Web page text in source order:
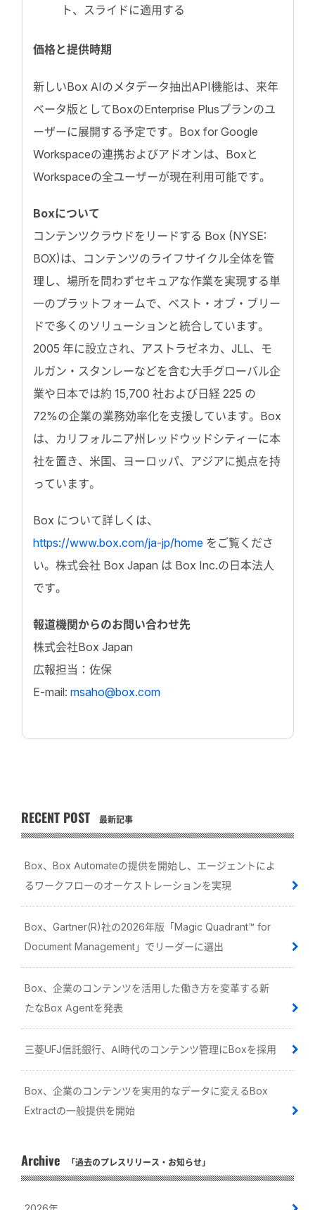
ト、スライドに適用する
価格と提供時期
新しいBox AIのメタデータ抽出API機能は、来年
ベータ版としてBoxのEnterprise Plusプランのユ
ーザーに展開する予定です。Box for Google
Workspaceの連携およびアドオンは、Boxと
Workspaceの全ユーザーが現在利用可能です。
Boxについて
コンテンツクラウドをリードする Box (NYSE:
BOX)は、コンテンツのライフサイクル全体を管
理し、場所を問わずセキュアな作業を実現する単
一のプラットフォームで、ベスト・オブ・ブリー
ドで多くのソリューションと統合しています。
2005 年に設立され、アストラゼネカ、JLL、モ
ルガン・スタンレーなどを含む大手グローバル企
業や日本では約 15,700 社および日経 225 の
72%の企業の業務効率化を支援しています。Box
は、カリフォルニア州レッドウッドシティーに本
社を置き、米国、ヨーロッパ、アジアに拠点を持
っています。
Box について詳しくは、
https://www.box.com/ja-jp/home をご覧くださ
い。株式会社 Box Japan は Box Inc.の日本法人
です。
報道機関からのお問い合わせ先
株式会社Box Japan
広報担当：佐保
E-mail: msaho@box.com
RECENT POST 最新記事
Box、Box Automateの提供を開始し、エージェントによ
るワークフローのオーケストレーションを実現
Box、Gartner(R)社の2026年版「Magic Quadrant™ for
Document Management」でリーダーに選出
Box、企業のコンテンツを活用した働き方を変革する新
たなBox Agentを発表
三菱UFJ信託銀行、AI時代のコンテンツ管理にBoxを採用
Box、企業のコンテンツを実用的なデータに変えるBox
Extractの一般提供を開始
Archive 「過去のプレスリリース・お知らせ」